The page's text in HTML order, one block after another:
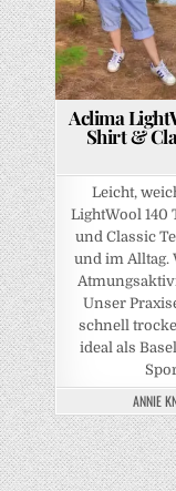
Aclima
Shirt &
Leicht,
LightWool 140
und Classic
und im Alltag.
Unser
schnell
ideal als
ANNIE